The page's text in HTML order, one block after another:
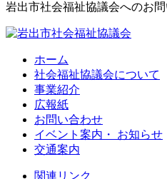
岩出市社会福祉協議会へのお
ホーム
社会福祉協議会について
事業紹介
広報紙
お問い合わせ
イベント案内・ お知らせ
交通案内
関連リンク